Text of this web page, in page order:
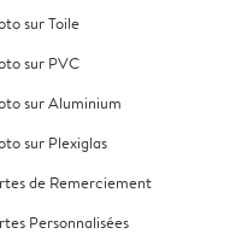
sur Toile
sur PVC
sur Aluminium
sur Plexiglas
de Remerciement
Personnalisées